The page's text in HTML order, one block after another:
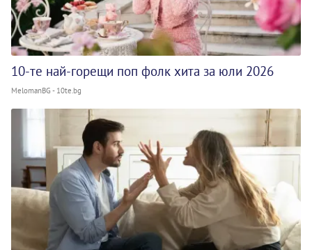
10-те най-горещи поп фолк хита за юли 2026
MelomanBG - 10te.bg